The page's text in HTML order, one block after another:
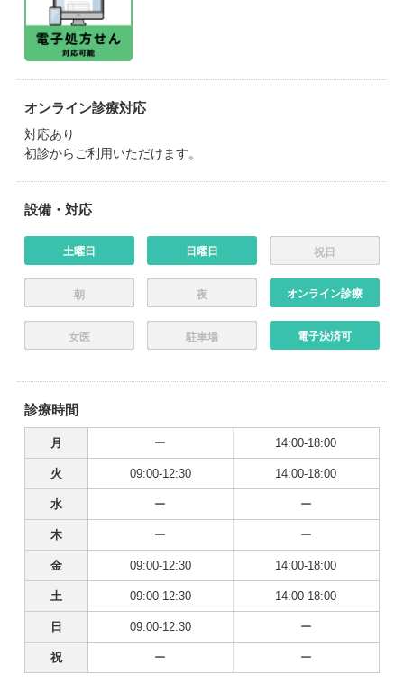
オンライン診療対応
対応あり
初診からご利用いただけます。
設備・対応
土曜日 日曜日 祝日
朝 夜 オンライン診療
女医 駐車場 電子決済可
診療時間
月 ー 14:00-18:00
火 09:00-12:30 14:00-18:00
水 ー ー
木 ー ー
金 09:00-12:30 14:00-18:00
土 09:00-12:30 14:00-18:00
日 09:00-12:30 ー
祝 ー ー